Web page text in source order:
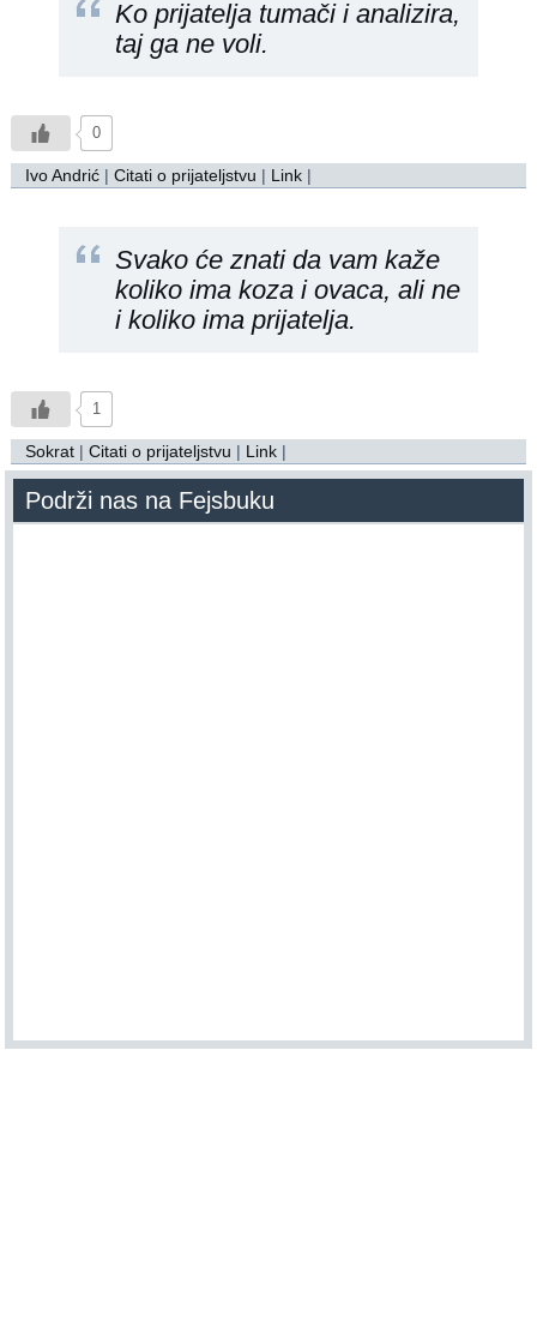
Ko prijatelja tumači i analizira,
taj ga ne voli.
0
Ivo Andrić |Citati o prijateljstvu | Link |
Svako će znati da vam kaže
koliko ima koza i ovaca, ali ne
i koliko ima prijatelja.
1
Sokrat |Citati o prijateljstvu | Link |
Podrži nas na Fejsbuku